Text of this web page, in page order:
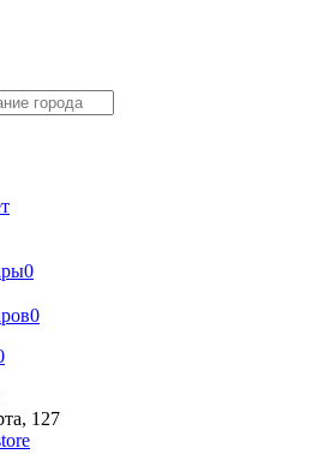
0
0
127